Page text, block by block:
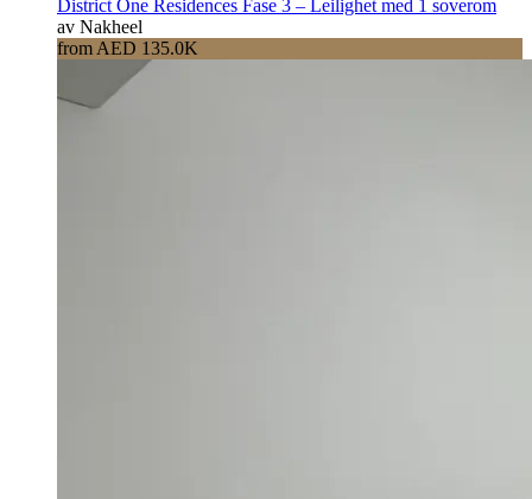
District One Residences Fase 3 – Leilighet med 1 soverom
av Nakheel
from AED 135.0K